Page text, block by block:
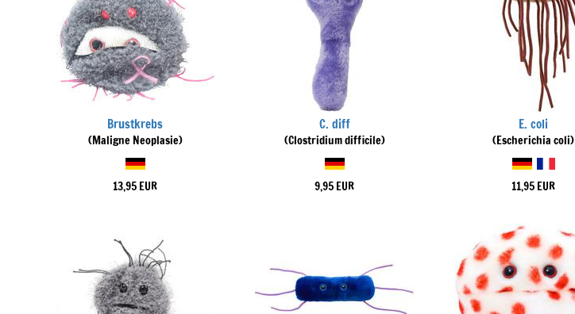
Brustkrebs
(Maligne Neoplasie)
13,95 EUR
C. diff
(Clostridium difficile)
9,95 EUR
E. coli
(Escherichia coli)
11,95 EUR